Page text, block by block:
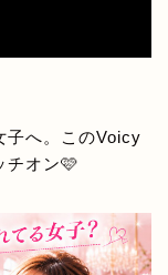
子へ。このVoicy
チオン🩷